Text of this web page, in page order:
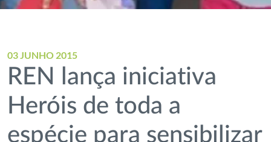
03 JUNHO 2015
REN lança iniciativa
Heróis de toda a
espécie para sensibilizar